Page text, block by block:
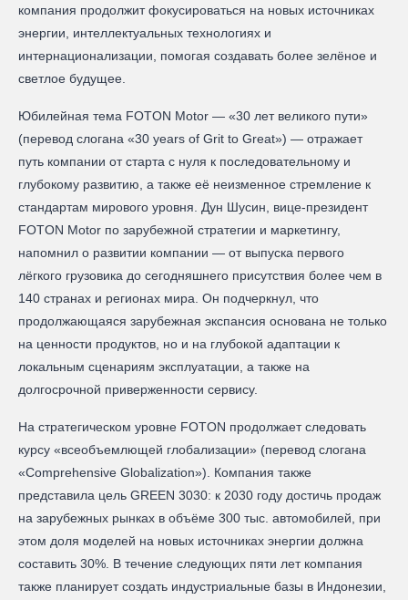
компания продолжит фокусироваться на новых источниках
энергии, интеллектуальных технологиях и
интернационализации, помогая создавать более зелёное и
светлое будущее.
Юбилейная тема FOTON Motor — «30 лет великого пути»
(перевод слогана «30 years of Grit to Great») — отражает
путь компании от старта с нуля к последовательному и
глубокому развитию, а также её неизменное стремление к
стандартам мирового уровня. Дун Шусин, вице-президент
FOTON Motor по зарубежной стратегии и маркетингу,
напомнил о развитии компании — от выпуска первого
лёгкого грузовика до сегодняшнего присутствия более чем в
140 странах и регионах мира. Он подчеркнул, что
продолжающаяся зарубежная экспансия основана не только
на ценности продуктов, но и на глубокой адаптации к
локальным сценариям эксплуатации, а также на
долгосрочной приверженности сервису.
На стратегическом уровне FOTON продолжает следовать
курсу «всеобъемлющей глобализации» (перевод слогана
«Comprehensive Globalization»). Компания также
представила цель GREEN 3030: к 2030 году достичь продаж
на зарубежных рынках в объёме 300 тыс. автомобилей, при
этом доля моделей на новых источниках энергии должна
составить 30%. В течение следующих пяти лет компания
также планирует создать индустриальные базы в Индонезии,